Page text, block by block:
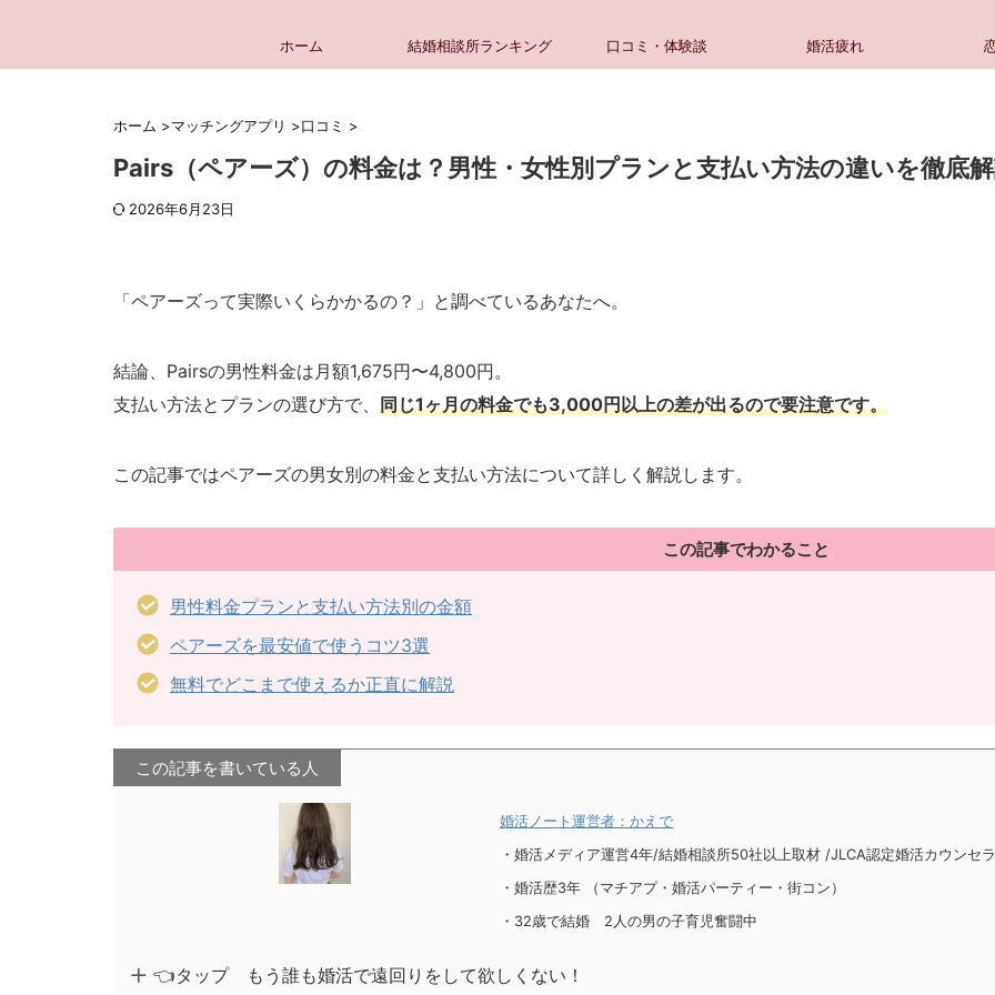
ホーム 結婚相談所ランキング 口コミ・体験談 婚活疲れ
ホーム >マッチングアプリ >口コミ >
Pairs（ペアーズ）の料金は？男性・女性別プランと支払い方法の違いを徹底
2026年6月23日
「ペアーズって実際いくらかかるの？」と調べているあなたへ。
結論、Pairsの男性料金は月額1,675円〜4,800円。
支払い方法とプランの選び方で、 同じ1ヶ月の料金でも3,000円以上の差が出るので要注意です。
この記事ではペアーズの男女別の料金と支払い方法について詳しく解説します。
この記事でわかること
男性料金プランと支払い方法別の金額
ペアーズを最安値で使うコツ3選
無料でどこまで使えるか正直に解説
この記事を書いている人
婚活ノート運営者：かえで
・婚活メディア運営4年/結婚相談所50社以上取材 /JLCA認定婚活カウンセ
・婚活歴3年 （マチアプ・婚活パーティー・街コン）
・32歳で結婚 2人の男の子育児奮闘中
👈タップ もう誰も婚活で遠回りをして欲しくない！